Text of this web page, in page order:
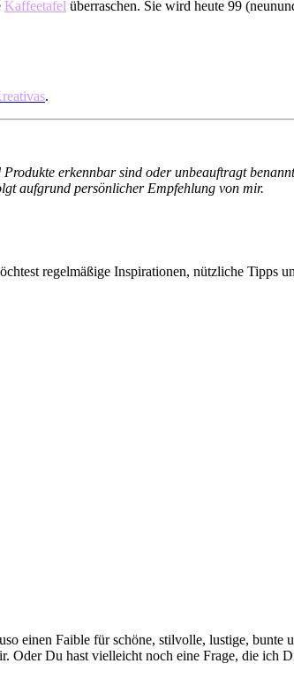
Kaffeetafel überraschen. Sie wird heute 99
.
erkennbar sind oder unbeauftragt
aufgrund persönlicher Empfehlung von mir.
regelmäßige Inspirationen, nützliche Tipps
einen Faible für schöne, stilvolle, lustige,
Du hast vielleicht noch eine Frage, die ich